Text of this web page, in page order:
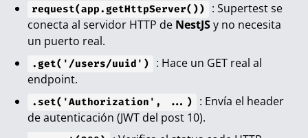
request(app.getHttpServer())
: Supertest se
conecta al servidor HTTP de NestJSy no necesita
un puerto real.
.get('/users/uuid')
: Hace un GET real al
endpoint.
.set('Authorization', ...)
: Envía el header
de autenticación (JWT del post 10).